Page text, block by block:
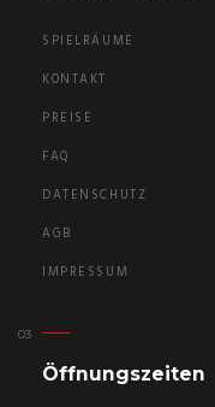
SPIELRÄUME
KONTAKT
PREISE
FAQ
DATENSCHUTZ
AGB
IMPRESSUM
Öffnungszeiten